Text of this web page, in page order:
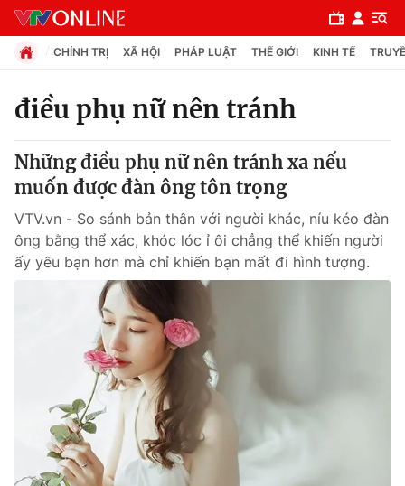
Chuyên mục
Chính trị
Xã hội
Tin tức
Thế giới đó đây
Kinh tế
Tài chính
CHÍNH TRỊ XÃ HỘI PHÁP LUẬT THẾ GIỚI KINH TẾ
điều phụ nữ nên tránh
Những điều phụ nữ nên tránh xa nếu
muốn được đàn ông tôn trọng
VTV.vn - So sánh bản thân với người khác, níu kéo đàn
ông bằng thể xác, khóc lóc ỉ ôi chẳng thể khiến người
ấy yêu bạn hơn mà chỉ khiến bạn mất đi hình tượng.